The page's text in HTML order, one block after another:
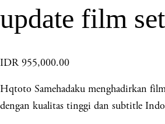
update film
IDR 955,000.00
Hqtoto Samehadaku menghadirkan
dengan kualitas tinggi dan subtitle